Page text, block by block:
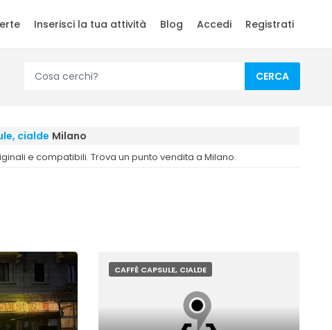
Inserisci la tua attività Blog Accedi Registrati
CERCA
cialde Milano
e compatibili. Trova un punto vendita a Milano.
CAFFÈ CAPSULE, CIALDE